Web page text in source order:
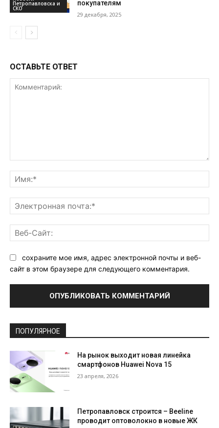
Петропавловска и
СКО
покупателям
29 декабря, 2025
ОСТАВЬТЕ ОТВЕТ
сохраните мое имя, адрес электронной почты и веб-
сайт в этом браузере для следующего комментария.
ПОПУЛЯРНОЕ
На рынок выходит новая линейка
смартфонов Huawei Nova 15
23 апреля, 2026
Петропавловск строится – Beeline
проводит оптоволокно в новые ЖК